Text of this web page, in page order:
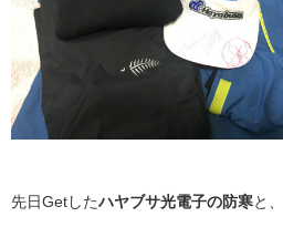
先日Getしたハヤブサ光電子の防寒と、